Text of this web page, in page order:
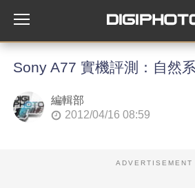
Sony A77 實機評測：自然
編輯部
2012/04/16 08:59
ADVERTISEMENT